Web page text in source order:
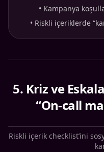
• Kampanya
• Riskli içeriklerde
5. Kriz ve
“On-call
Riskli içerik checklist’ini